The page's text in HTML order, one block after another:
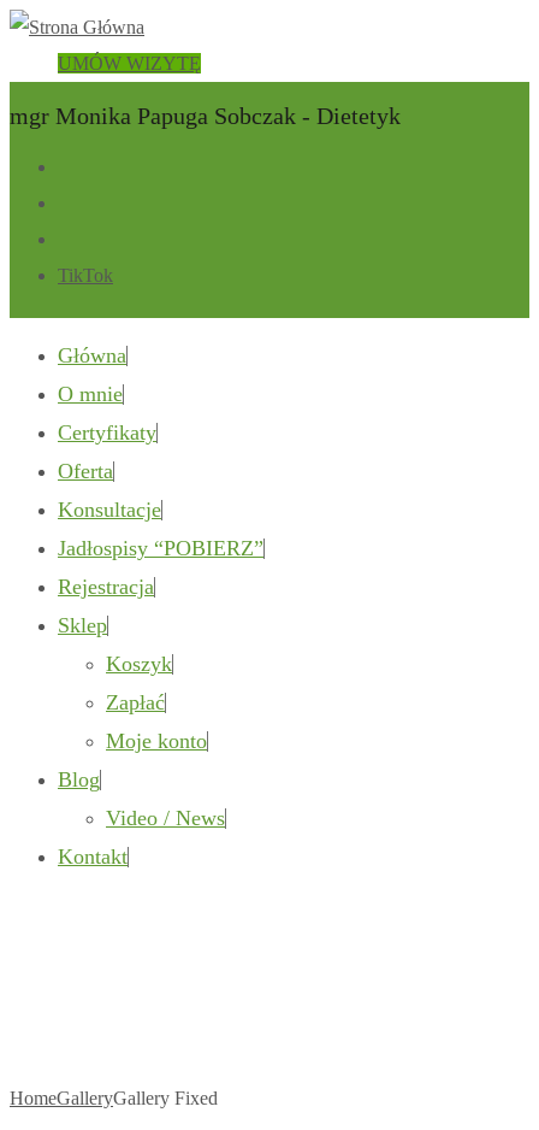
UMÓW WIZYTĘ
mgr Monika Papuga Sobczak - Dietetyk
TikTok
Główna
O mnie
Certyfikaty
Oferta
Konsultacje
Jadłospisy “POBIERZ”
Rejestracja
Sklep
Koszyk
Zapłać
Moje konto
Blog
Video / News
Kontakt
HomeGalleryGallery Fixed